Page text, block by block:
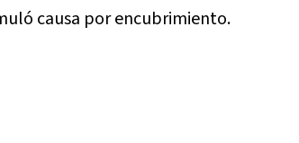
causa por encubrimiento.